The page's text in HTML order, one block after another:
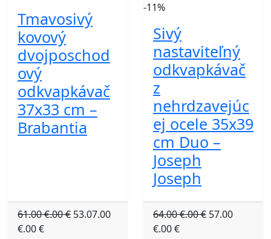
Tmavosivý
kovový
dvojposchod
ový
odkvapkávač
37x33 cm –
Brabantia
61.00 €.00 € 53.07.00
€.00 €
-11%
Sivý
nastaviteľný
odkvapkávač
z
nehrdzavejúc
ej ocele 35x39
cm Duo –
Joseph
Joseph
64.00 €.00 € 57.00
€.00 €